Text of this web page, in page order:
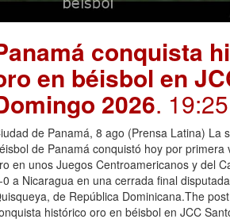
conquista
en béisbol en
2026. 19:25
de Panamá, 8 ago (Prensa Latina) La
de Panamá conquistó hoy por primera
en unos Juegos Centroamericanos y del
0 a Nicaragua en una cerrada final
de República Dominicana.The
histórico oro en béisbol en JCC